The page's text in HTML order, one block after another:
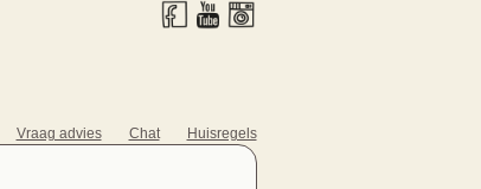
Vraag advies Chat Huisregels